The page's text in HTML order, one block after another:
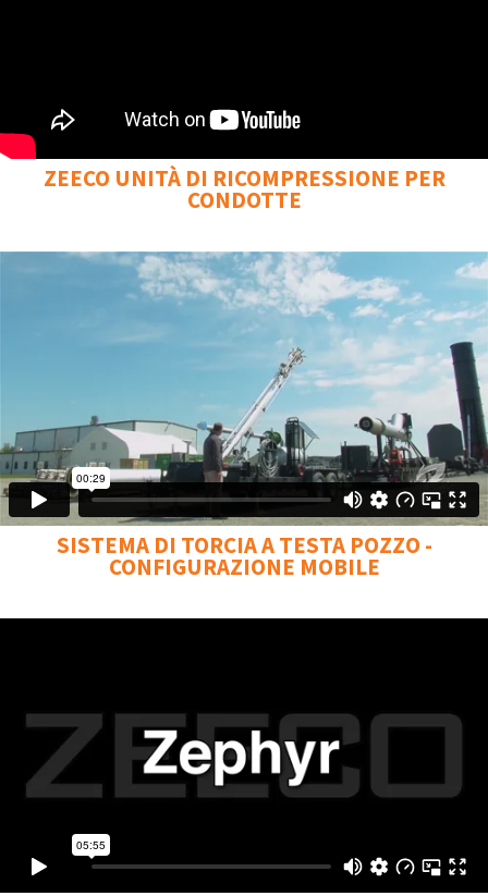
ZEECO UNITÀ DI RICOMPRESSIONE PER
CONDOTTE
SISTEMA DI TORCIA A TESTA POZZO -
CONFIGURAZIONE MOBILE